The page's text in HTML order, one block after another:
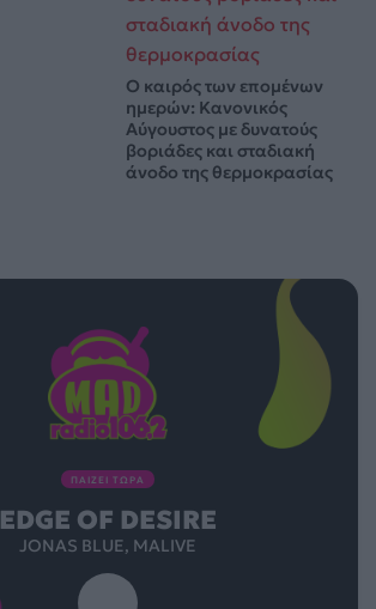
Ο καιρός των επομένων
ημερών: Κανονικός
Αύγουστος με δυνατούς
βοριάδες και σταδιακή
άνοδο της θερμοκρασίας
ΠΑΙΖΕΙ ΤΩΡΑ
EDGE OF DESIRE
JONAS BLUE, MALIVE